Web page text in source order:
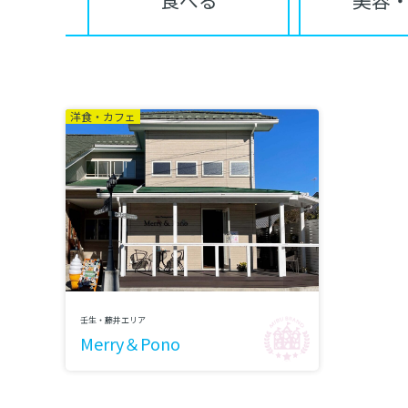
洋食・カフェ
壬生・藤井エリア
Merry＆Pono